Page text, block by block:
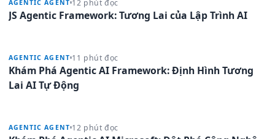
AGENTIC AGENT 12 phút đọc
JS Agentic Framework: Tương Lai của Lập Trình AI
AGENTIC AGENT 11 phút đọc
Khám Phá Agentic AI Framework: Định Hình Tương
Lai AI Tự Động
AGENTIC AGENT 12 phút đọc